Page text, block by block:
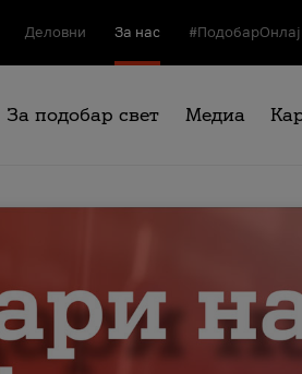
Деловни За нас
За подобар свет Медиа